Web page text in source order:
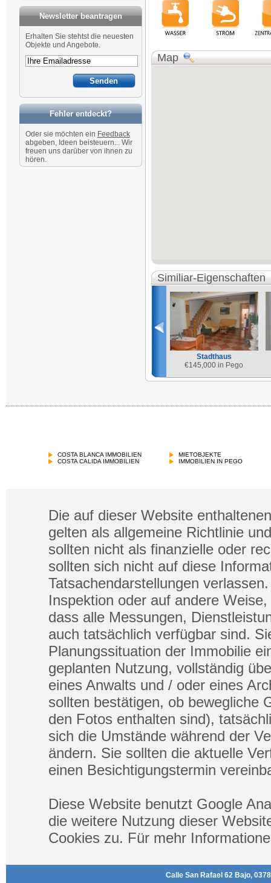
Newsletter beantragen
Newsletter
Erhalten Sie stehtst die neuesten
Objekte und Angebote.
Fehler entdeckt?
Oder sie möchten ein Feedback
abgeben, Ideen beisteuern... Wir
freuen uns darüber von ihnen zu
hören.
Map
Similiar-Eigenschaften
Stadthaus
€145,000 in Pego
COSTA BLANCA IMMOBILIEN
COSTA CALIDA IMMOBILIEN
MIETOBJEKTE
IMMOBILIEN IN PEGO
Die auf dieser Website
gelten als allgemeine Richtlinie
sollten nicht als finanzielle oder
sollten sich nicht auf diese
Tatsachendarstellungen
Inspektion oder auf andere
dass alle Messungen,
auch tatsächlich verfügbar sind.
Planungssituation der Immobilie
geplanten Nutzung, vollständig
eines Anwalts und / oder eines
sollten bestätigen, ob bewegliche
den Fotos enthalten sind),
sich die Umstände während der
ändern. Sie sollten die aktuelle
einen Besichtigungstermin
Diese Website benutzt Google
die weitere Nutzung dieser
Cookies zu. Für mehr
Calle San Rafael 62 Bajo,